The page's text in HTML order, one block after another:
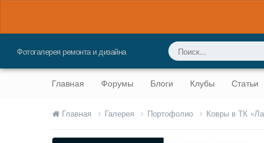
Фотогалерея ремонта и дизайна
Главная Форумы Блоги Клубы Статьи
Главная Галерея Портофолио Ковры в ТК